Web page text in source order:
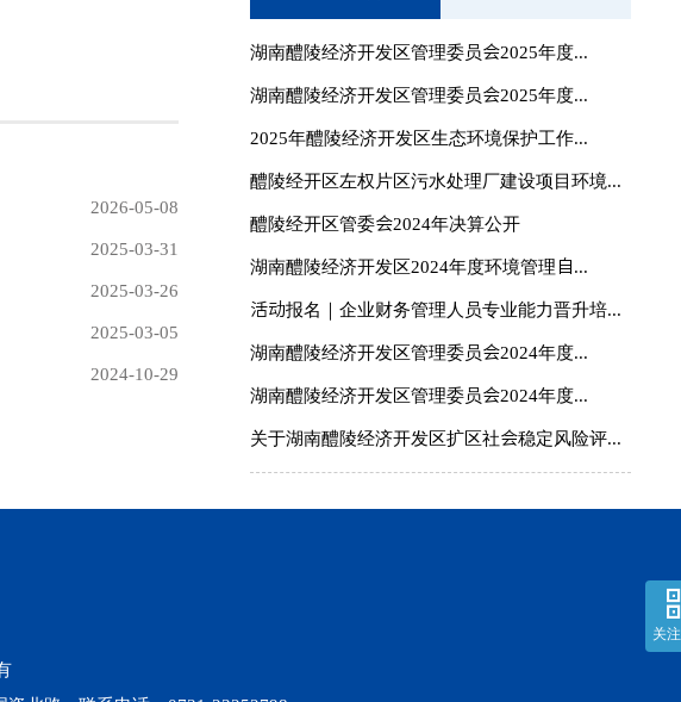
2026-05-08
2025-03-31
2025-03-26
2025-03-05
2024-10-29
湖南醴陵经济开发区管理委员会2025年度...
湖南醴陵经济开发区管理委员会2025年度...
2025年醴陵经济开发区生态环境保护工作...
醴陵经开区左权片区污水处理厂建设项目环境...
醴陵经开区管委会2024年决算公开
湖南醴陵经济开发区2024年度环境管理自...
活动报名｜企业财务管理人员专业能力晋升培...
湖南醴陵经济开发区管理委员会2024年度...
湖南醴陵经济开发区管理委员会2024年度...
关于湖南醴陵经济开发区扩区社会稳定风险评...
关